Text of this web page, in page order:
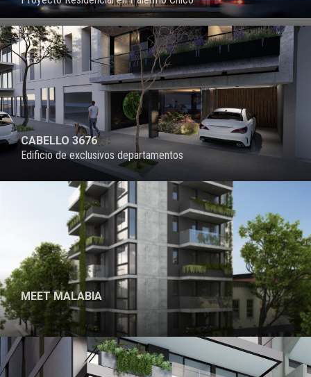
PROYECTO
CABELLO 3676
Edificio de exclusivos departamentos
MEET MALABIA
PROYECTO